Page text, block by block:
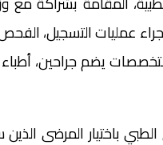
بإجراء عمليات التسجيل،
يضم جراحين، أطباء